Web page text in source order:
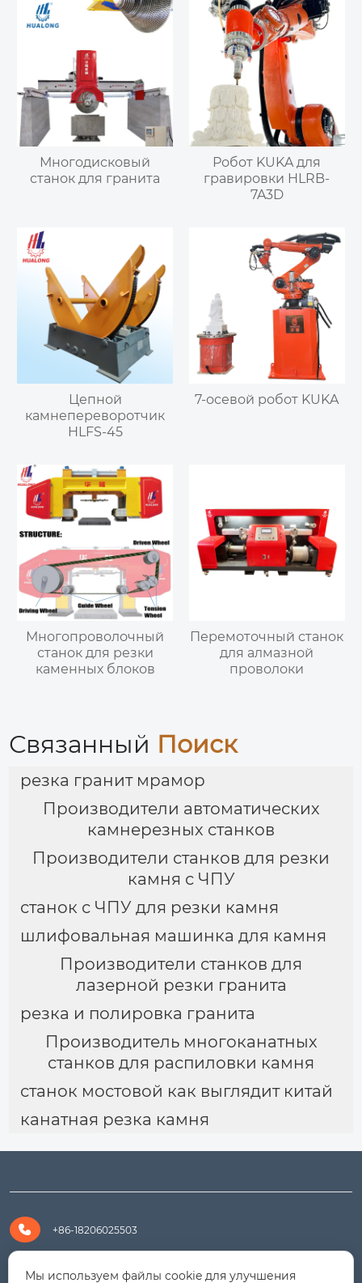
Многодисковый
станок для гранита
Робот KUKA для
гравировки HLRB-
7A3D
Цепной
камнепереворотчик
HLFS-45
7-осевой робот KUKA
Многопроволочный
станок для резки
каменных блоков
Перемоточный станок
для алмазной
проволоки
Связанный Поиск
резка гранит мрамор
Производители автоматических
камнерезных станков
Производители станков для резки
камня с ЧПУ
станок с ЧПУ для резки камня
шлифовальная машинка для камня
Производители станков для
лазерной резки гранита
резка и полировка гранита
Производитель многоканатных
станков для распиловки камня
станок мостовой как выглядит китай
канатная резка камня
 +86-18206025503
 +8618206025503
Мы используем файлы cookie для улучшения